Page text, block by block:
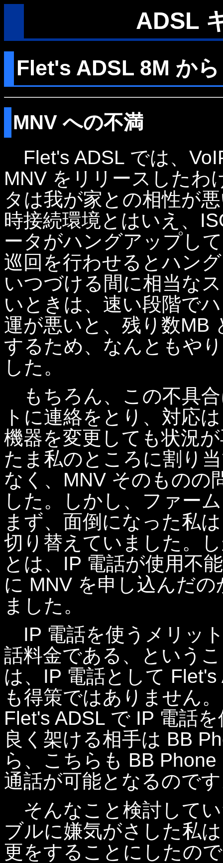
ADSL
Flet's ADSL 8M か
MNV への不満
Flet's ADSL では、
MNV をリリースしたわ
タは我が家との相性が
時接続環境とはいえ、
ータがハングアップし
巡回を行わせるとハン
いつづける間に相当な
いときは、速い段階で
運が悪いと、残り数MB
するため、なんともや
した。
もちろん、この不具
トに連絡をとり、対応
機器を変更しても状況
たま私のところに割り
なく、MNV そのものの
した。しかし、ファー
まず、面倒になった私
切り替えていました。
とは、IP 電話が使用不
に MNV を申し込んだ
ました。
IP 電話を使うメリッ
話料金である、という
は、IP 電話として
も得策ではありません
Flet's ADSL で IP 電話
良く架ける相手は BB
ら、こちらも BB
通話が可能となるので
そんなこと検討して
ブルに嫌気がさした私
更をすることにしたの